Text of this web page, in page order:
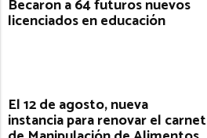
Becaron a 64 futuros nuevos
licenciados en educación
El 12 de agosto, nueva
instancia para renovar el carnet